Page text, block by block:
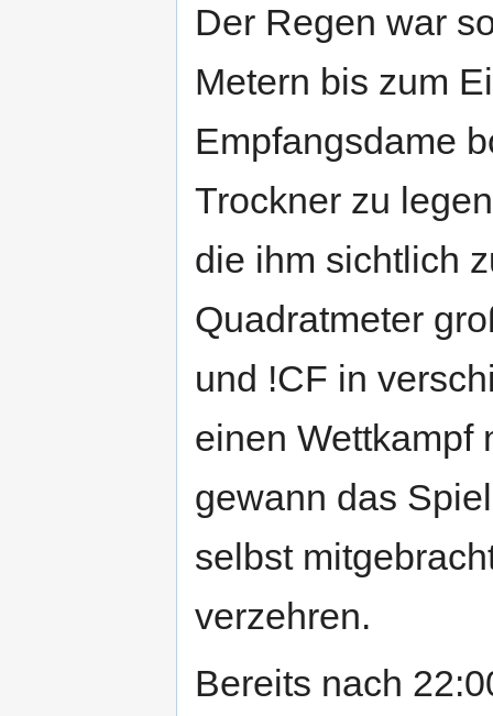
Der Regen war
Metern bis zum
Empfangsdame
Trockner zu
die ihm sichtlich
Quadratmeter
und !CF in
einen Wettkampf
gewann das
selbst
verzehren.
Bereits nach